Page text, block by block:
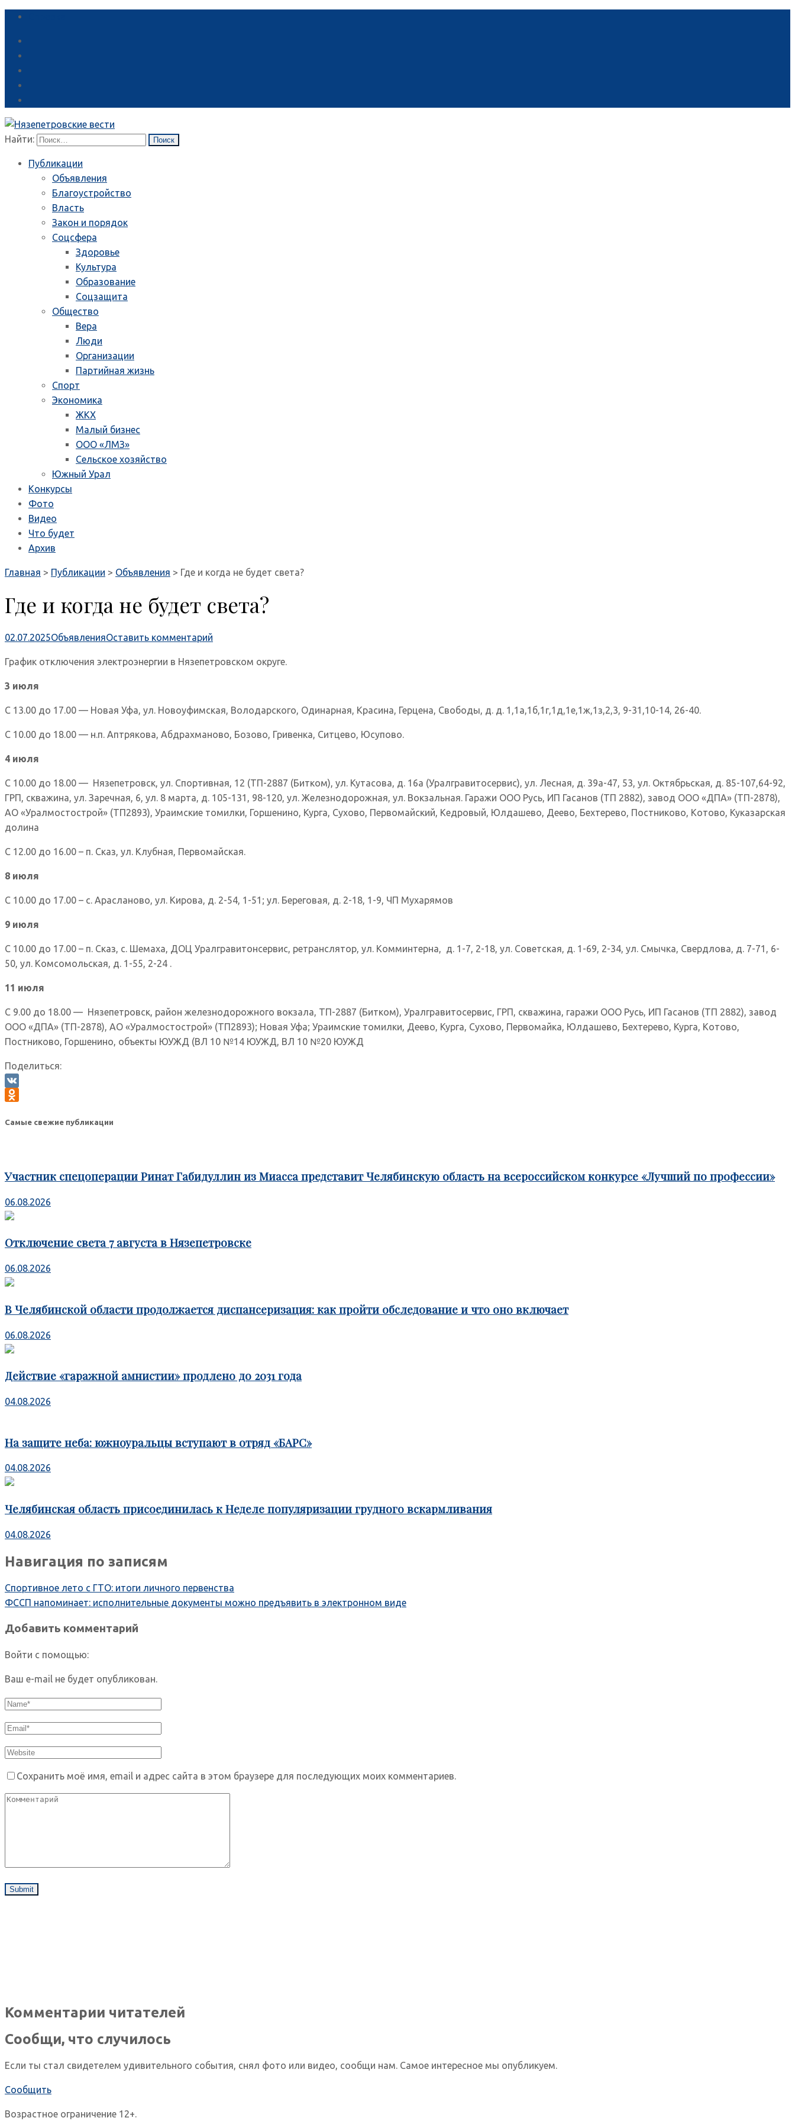
Найти:
Публикации
Объявления
Благоустройство
Власть
Закон и порядок
Соцсфера
Здоровье
Культура
Образование
Соцзащита
Общество
Вера
Люди
Организации
Партийная жизнь
Спорт
Экономика
ЖКХ
Малый бизнес
ООО «ЛМЗ»
Сельское хозяйство
Южный Урал
Конкурсы
Фото
Видео
Что будет
Архив
Главная > Публикации > Объявления > Где и когда не будет света?
Где и когда не будет света?
02.07.2025ОбъявленияОставить комментарий
График отключения электроэнергии в Нязепетровском округе.
3 июля
С 13.00 до 17.00 — Новая Уфа, ул. Новоуфимская, Володарского, Одинарная, Красина, Герцена, Свободы, д. д. 1,1а,1б,1г,1д,1е,1ж,1з,2,3, 9-31,10-14, 26-40.
С 10.00 до 18.00 — н.п. Аптрякова, Абдрахманово, Бозово, Гривенка, Ситцево, Юсупово.
4 июля
С 10.00 до 18.00 — Нязепетровск, ул. Спортивная, 12 (ТП-2887 (Битком), ул. Кутасова, д. 16а (Уралгравитосервис), ул. Лесная, д. 39а-47, 53, ул. Октябрьская, д. 85-107,64-92,
ГРП, скважина, ул. Заречная, 6, ул. 8 марта, д. 105-131, 98-120, ул. Железнодорожная, ул. Вокзальная. Гаражи ООО Русь, ИП Гасанов (ТП 2882), завод ООО «ДПА» (ТП-2878),
АО «Уралмостострой» (ТП2893), Ураимские томилки, Горшенино, Курга, Сухово, Первомайский, Кедровый, Юлдашево, Деево, Бехтерево, Постниково, Котово, Куказарская
долина
С 12.00 до 16.00 – п. Сказ, ул. Клубная, Первомайская.
8 июля
С 10.00 до 17.00 – с. Арасланово, ул. Кирова, д. 2-54, 1-51; ул. Береговая, д. 2-18, 1-9, ЧП Мухарямов
9 июля
С 10.00 до 17.00 – п. Сказ, с. Шемаха, ДОЦ Уралгравитонсервис, ретранслятор, ул. Комминтерна, д. 1-7, 2-18, ул. Советская, д. 1-69, 2-34, ул. Смычка, Свердлова, д. 7-71, 6-
50, ул. Комсомольская, д. 1-55, 2-24 .
11 июля
С 9.00 до 18.00 — Нязепетровск, район железнодорожного вокзала, ТП-2887 (Битком), Уралгравитосервис, ГРП, скважина, гаражи ООО Русь, ИП Гасанов (ТП 2882), завод
ООО «ДПА» (ТП-2878), АО «Уралмостострой» (ТП2893); Новая Уфа; Ураимские томилки, Деево, Курга, Сухово, Первомайка, Юлдашево, Бехтерево, Курга, Котово,
Постниково, Горшенино, объекты ЮУЖД (ВЛ 10 №14 ЮУЖД, ВЛ 10 №20 ЮУЖД
Поделиться:
VK
Самые свежие публикации
Участник спецоперации Ринат Габидуллин из Миасса представит Челябинскую область на всероссийском конкурсе «Лучший по профессии»
06.08.2026
Отключение света 7 августа в Нязепетровске
06.08.2026
В Челябинской области продолжается диспансеризация: как пройти обследование и что оно включает
06.08.2026
Действие «гаражной амнистии» продлено до 2031 года
04.08.2026
На защите неба: южноуральцы вступают в отряд «БАРС»
04.08.2026
Челябинская область присоединилась к Неделе популяризации грудного вскармливания
04.08.2026
Навигация по записям
Спортивное лето с ГТО: итоги личного первенства
ФССП напоминает: исполнительные документы можно предъявить в электронном виде
Добавить комментарий
Войти с помощью:
Ваш e-mail не будет опубликован.
Сохранить моё имя, email и адрес сайта в этом браузере для последующих моих комментариев.
Комментарии читателей
Сообщи, что случилось
Если ты стал свидетелем удивительного события, снял фото или видео, сообщи нам. Самое интересное мы опубликуем.
Сообщить
Возрастное ограничение 12+.